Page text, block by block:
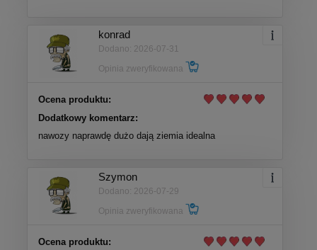
konrad
Dodano: 2026-07-31
Opinia zweryfikowana
Ocena produktu:
Dodatkowy komentarz:
nawozy naprawdę dużo dają ziemia idealna
Szymon
Dodano: 2026-07-29
Opinia zweryfikowana
Ocena produktu: